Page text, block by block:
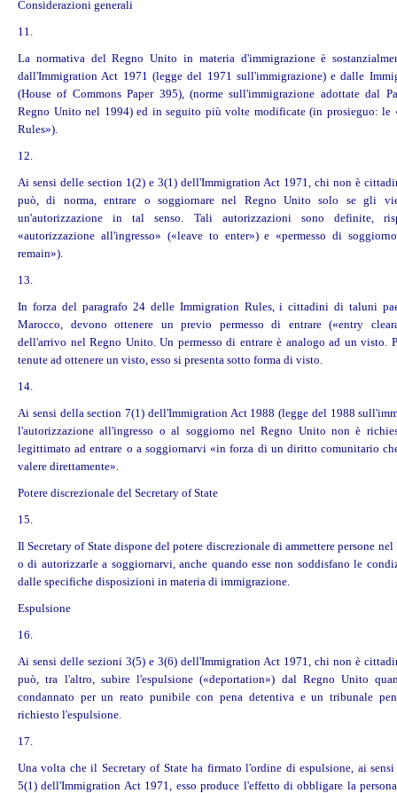
Considerazioni generali
11.
La normativa del Regno Unito in materia d'immigrazione è
dall'Immigration Act 1971 (legge del 1971 sull'immigrazione) e dalle
(House of Commons Paper 395), (norme sull'immigrazione adottate dal
Regno Unito nel 1994) ed in seguito più volte modificate (in prosieguo: le
Rules»).
12.
Ai sensi delle section 1(2) e 3(1) dell'Immigration Act 1971, chi non è
può, di norma, entrare o soggiornare nel Regno Unito solo se gli
un'autorizzazione in tal senso. Tali autorizzazioni sono definite,
«autorizzazione all'ingresso» («leave to enter») e «permesso di
remain»).
13.
In forza del paragrafo 24 delle Immigration Rules, i cittadini di taluni
Marocco, devono ottenere un previo permesso di entrare («entry
dell'arrivo nel Regno Unito. Un permesso di entrare è analogo ad un visto.
tenute ad ottenere un visto, esso si presenta sotto forma di visto.
14.
Ai sensi della section 7(1) dell'Immigration Act 1988 (legge del 1988
l'autorizzazione all'ingresso o al soggiorno nel Regno Unito non è
legittimato ad entrare o a soggiornarvi «in forza di un diritto comunitario
valere direttamente».
Potere discrezionale del Secretary of State
15.
Il Secretary of State dispone del potere discrezionale di ammettere persone
o di autorizzarle a soggiornarvi, anche quando esse non soddisfano le
dalle specifiche disposizioni in materia di immigrazione.
Espulsione
16.
Ai sensi delle sezioni 3(5) e 3(6) dell'Immigration Act 1971, chi non è
può, tra l'altro, subire l'espulsione («deportation») dal Regno Unito
condannato per un reato punibile con pena detentiva e un tribunale
richiesto l'espulsione.
17.
Una volta che il Secretary of State ha firmato l'ordine di espulsione, ai
5(1) dell'Immigration Act 1971, esso produce l'effetto di obbligare la